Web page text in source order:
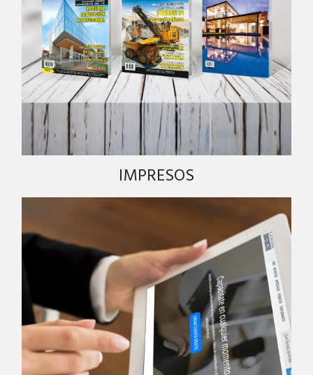
IMPRESOS